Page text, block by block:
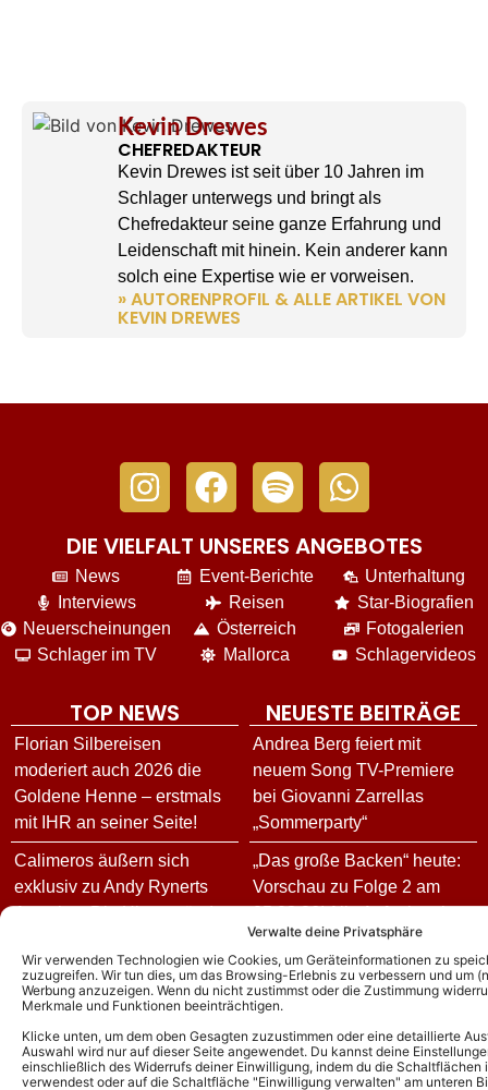
Verwalte deine Privatsphäre
Wir verwenden Technologien wie Cookies, um Geräteinformationen zu
zuzugreifen. Wir tun dies, um das Browsing-Erlebnis zu verbessern und um
Werbung anzuzeigen. Wenn du nicht zustimmst oder die Zustimmung
Merkmale und Funktionen beeinträchtigen.
Klicke unten, um dem oben Gesagten zuzustimmen oder eine detaillierte
Auswahl wird nur auf dieser Seite angewendet. Du kannst deine
einschließlich des Widerrufs deiner Einwilligung, indem du die
verwendest oder auf die Schaltfläche "Einwilligung verwalten" am unteren
Kevin Drewes
CHEFREDAKTEUR
Kevin Drewes ist seit über 10 Jahren im
Schlager unterwegs und bringt als
Chefredakteur seine ganze Erfahrung und
Leidenschaft mit hinein. Kein anderer kann
solch eine Expertise wie er vorweisen.
» AUTORENPROFIL & ALLE ARTIKEL VON
KEVIN DREWES
DIE VIELFALT UNSERES ANGEBOTES
News
Interviews
Neuerscheinungen
Schlager im TV
Event-Berichte
Reisen
Österreich
Mallorca
Unterhaltung
Star-Biografien
Fotogalerien
Schlagervideos
TOP NEWS
Florian Silbereisen
moderiert auch 2026 die
Goldene Henne – erstmals
mit IHR an seiner Seite!
Calimeros äußern sich
exklusiv zu Andy Rynerts
Ausstieg: Die Hintergründe
Schlagerband weitergeht!
Andy Borg über neue
„Sommer-Spaß“-Ausgabe:
Das ist für ihn das schönste
Kompliment
NEUESTE BEITRÄGE
Andrea Berg feiert mit
neuem Song TV-Premiere
bei Giovanni Zarrellas
„Sommerparty“
„Das große Backen“ heute:
Vorschau zu Folge 2 am
05.08.26! Alle Aufgaben in
der 100. Episode der Show!
„Sommerkultur 26“ in
Delmenhorst: Komplettes
Programm vom 04. bis
08.08.26